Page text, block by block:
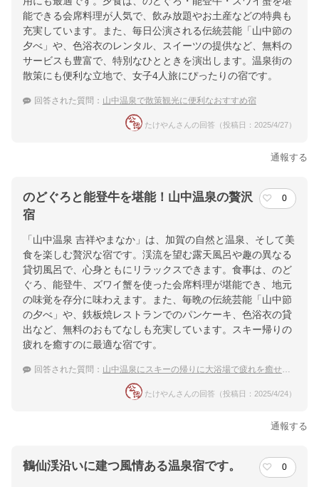
能できる会席料理が人気で、飲み放題やお土産などの特典も
充実しています。また、毎日公演される伝統芸能「山中節の
夕べ」や、色浴衣のレンタル、スイーツの提供など、無料の
サービスも豊富で、特別なひとときを演出します。温泉街の
散策にも便利な立地で、女子4人旅にぴったりの宿です。
回答された質問： 山中温泉で散策観光に便利なおすすめ宿
たけやんさんの回答（投稿日：2025/4/27）
通報する
のどぐろと能登牛を堪能！山中温泉の贅沢
宿
0
「山中温泉 吉祥やまなか」は、加賀の自然と温泉、そして美
食を楽しむ贅沢な宿です。渓流を望む露天風呂や趣の異なる
貸切風呂で、心身ともにリラックスできます。食事は、のど
ぐろ、能登牛、ズワイ蟹を使った会席料理が堪能でき、地元
の味覚を存分に味わえます。また、毎晩の伝統芸能「山中節
の夕べ」や、鉄板焼レストランでのパンケーキ、色浴衣の貸
出など、無料のおもてなしも充実しています。スキー帰りの
疲れを癒すのに最適な宿です。
回答された質問： 山中温泉にスキーの帰りに大浴場で疲れを癒せるような宿はありますか？
たけやんさんの回答（投稿日：2025/4/24）
通報する
鶴仙渓沿いに建つ風情ある温泉宿です。 0